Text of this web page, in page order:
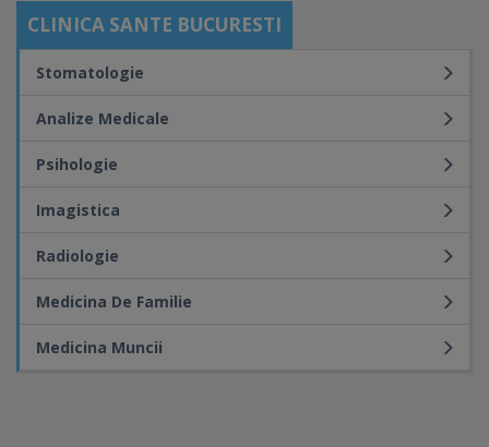
CLINICA SANTE BUCURESTI
Stomatologie
Analize Medicale
Psihologie
Imagistica
Radiologie
Medicina De Familie
Medicina Muncii